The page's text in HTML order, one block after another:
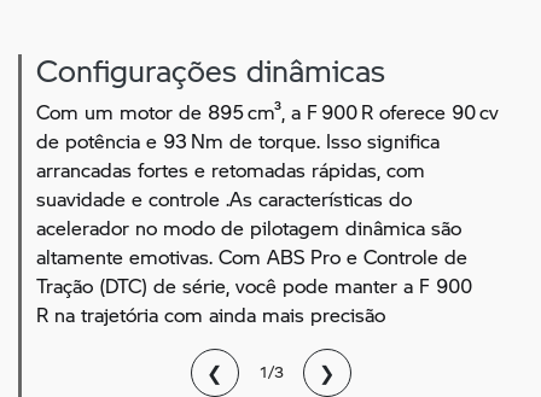
Configurações dinâmicas
Com um motor de 895 cm³, a F 900 R oferece 90 cv
de potência e 93 Nm de torque. Isso significa
arrancadas fortes e retomadas rápidas, com
suavidade e controle .As características do
acelerador no modo de pilotagem dinâmica são
altamente emotivas. Com ABS Pro e Controle de
Tração (DTC) de série, você pode manter a F 900
R na trajetória com ainda mais precisão
❮ 1/3 ❯